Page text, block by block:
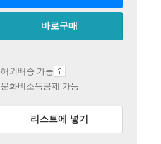
바로구매
해외배송 가능
문화비소득공제 가능
리스트에 넣기